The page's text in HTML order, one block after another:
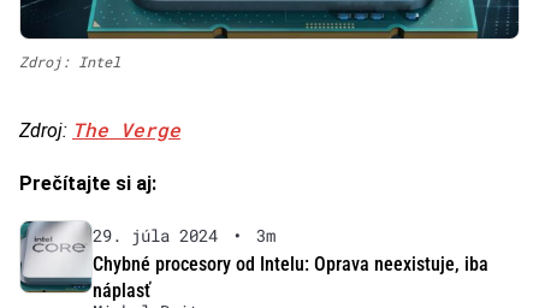
Zdroj: Intel
Zdroj: The Verge
Prečítajte si aj:
29. júla 2024 •
3m
Chybné procesory od Intelu: Oprava neexistuje, iba
náplasť